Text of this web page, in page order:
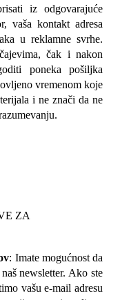
iz odgovarajuće
vaša kontakt adresa
u reklamne svrhe.
čak i nakon
poneka pošiljka
vremenom koje
i ne znači da ne
ZA
: Imate mogućnost da
newsletter. Ako ste
vašu e-mail adresu